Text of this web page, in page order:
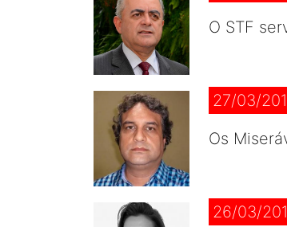
O STF
27/03/
Os
26/03/